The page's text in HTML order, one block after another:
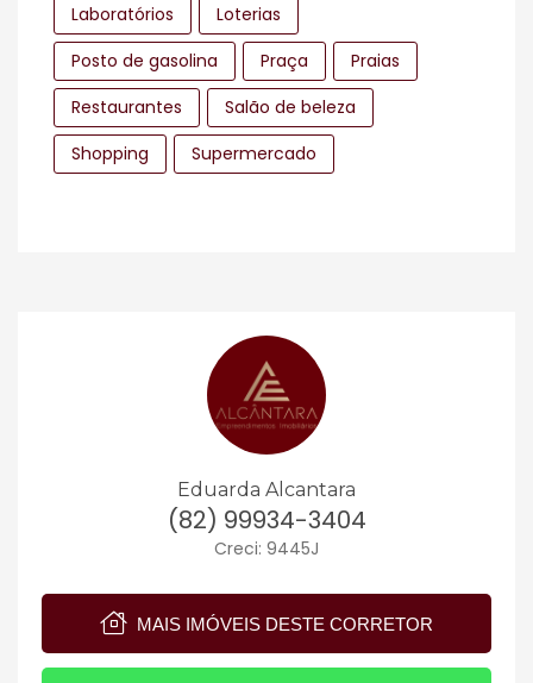
Laboratórios
Loterias
Posto de gasolina
Praça
Praias
Restaurantes
Salão de beleza
Shopping
Supermercado
Eduarda Alcantara
(82) 99934-3404
Creci: 9445J
MAIS IMÓVEIS DESTE CORRETOR